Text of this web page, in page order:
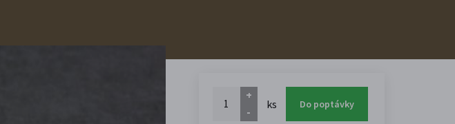
+
-
ks Do poptávky